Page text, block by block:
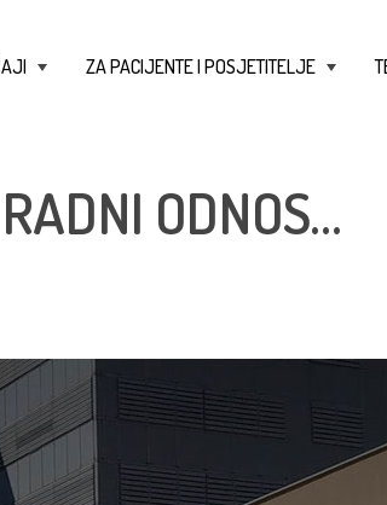
ZA PACIJENTE I POSJETITELJE
ODNOS…